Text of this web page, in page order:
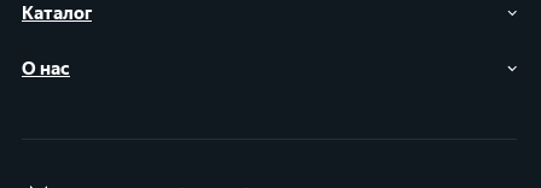
Каталог
О нас